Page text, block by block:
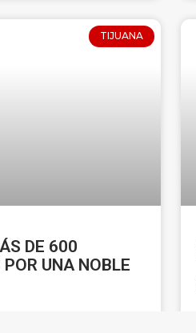
TIJUANA
DE 600
POR UNA NOBLE